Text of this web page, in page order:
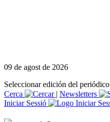
09 de agost de 2026
Seleccionar edición del periódico
Cerca
| Newsletters
Iniciar Sessió